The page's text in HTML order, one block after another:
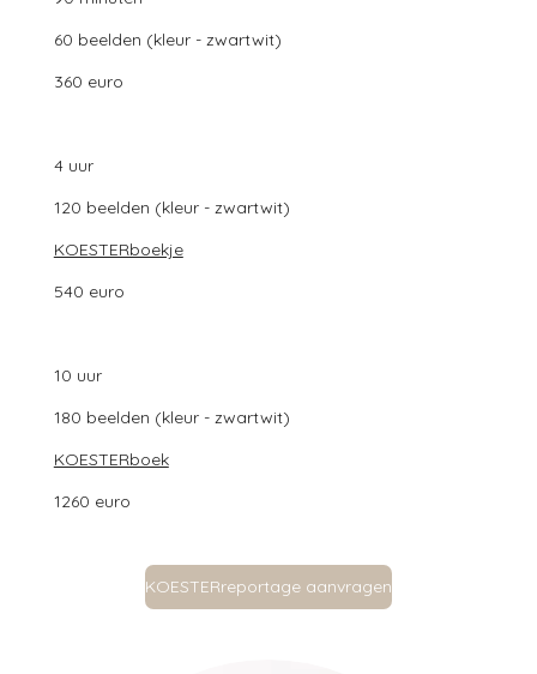
60 beelden (kleur - zwartwit)
360 euro
4 uur
120 beelden (kleur - zwartwit)
KOESTERboekje
540 euro
10 uur
180 beelden (kleur - zwartwit)
KOESTERboek
1260 euro
KOESTERreportage aanvragen